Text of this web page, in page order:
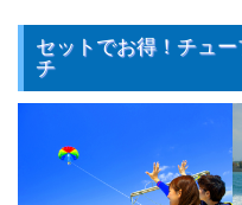
セットでお得！チュ
チ